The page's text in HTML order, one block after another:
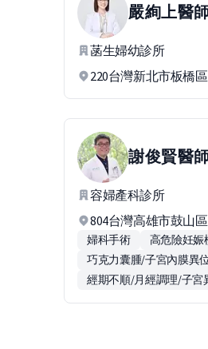
嚴絢上醫
菡生婦幼診所
220台灣新北市板橋
謝俊賢醫
容婦產科診所
804台灣高雄市鼓山
婦科手術
高危險妊娠
巧克力囊腫/子宮內膜異
經期不順/月經調理/子宮